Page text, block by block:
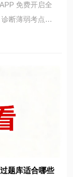
免费开启全
断薄弱考点，
与可查看全国
题库适合哪些